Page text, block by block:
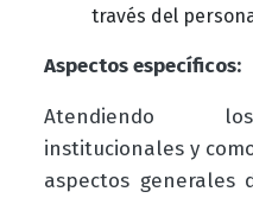
través del
Aspectos específicos:
Atendiendo
institucionales y
aspectos generales